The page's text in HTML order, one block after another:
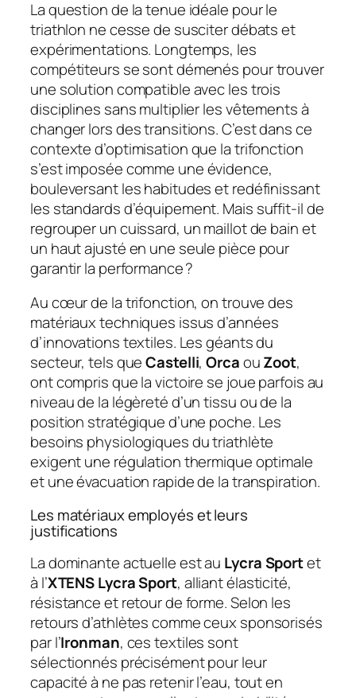
La question de la tenue idéale pour le
triathlon ne cesse de susciter débats et
expérimentations. Longtemps, les
compétiteurs se sont démenés pour trouver
une solution compatible avec les trois
disciplines sans multiplier les vêtements à
changer lors des transitions. C’est dans ce
contexte d’optimisation que la trifonction
s’est imposée comme une évidence,
bouleversant les habitudes et redéfinissant
les standards d’équipement. Mais suffit-il de
regrouper un cuissard, un maillot de bain et
un haut ajusté en une seule pièce pour
garantir la performance ?
Au cœur de la trifonction, on trouve des
matériaux techniques issus d’années
d’innovations textiles. Les géants du
secteur, tels queCastelli,OrcaouZoot,
ont compris que la victoire se joue parfois au
niveau de la légèreté d’un tissu ou de la
position stratégique d’une poche. Les
besoins physiologiques du triathlète
exigent une régulation thermique optimale
et une évacuation rapide de la transpiration.
Les matériaux employés et leurs
justifications
La dominante actuelle est au Lycra Sportet
à l’XTENS Lycra Sport, alliant élasticité,
résistance et retour de forme. Selon les
retours d’athlètes comme ceux sponsorisés
par l’Ironman, ces textiles sont
sélectionnés précisément pour leur
capacité à ne pas retenir l’eau, tout en